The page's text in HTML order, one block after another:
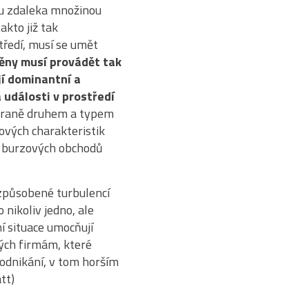
množinou
již tak
musí se umět
musí provádět tak
dominantní a
události v prostředí
druhem a typem
charakteristik
obchodů
turbulencí
nikoliv jedno, ale
situace umocňují
firmám, které
v tom horším